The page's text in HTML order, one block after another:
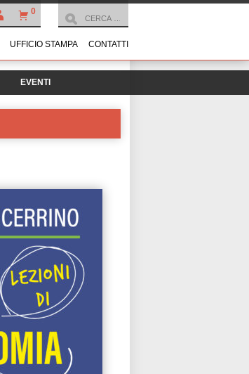
0
UFFICIO STAMPA CONTATTI
EVENTI